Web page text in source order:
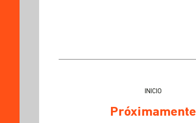
INICIO
Próximamente